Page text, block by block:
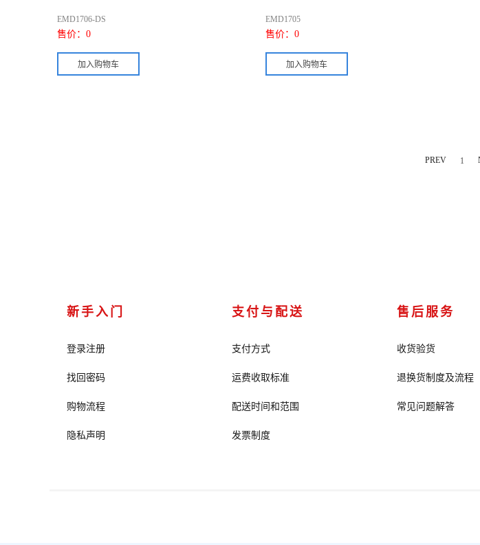
EMD1706-DS
售价： 0
EMD1705
售价： 0
PREV 1
新手入门
登录注册
找回密码
购物流程
隐私声明
支付与配送
支付方式
运费收取标准
配送时间和范围
发票制度
售后服务
收货验货
退换货制度及流程
常见问题解答